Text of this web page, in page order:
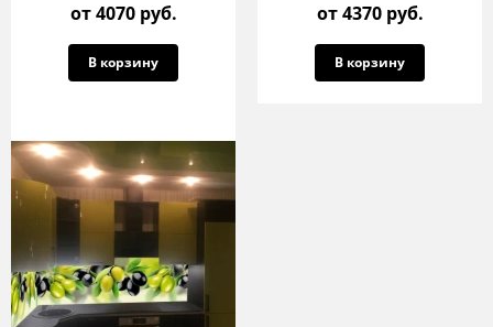
от 4070 руб.
В корзину
от 4370 руб.
В корзину